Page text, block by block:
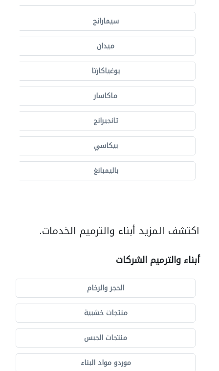
سيمارانج
ميدان
يوغياكارتا
ماكاسار
تانجيرانج
بيكاسي
باليمبانغ
اكتشف المزيد أبناء والترميم الخدمات.
أبناء والترميم الشركات
الحجر والرخام
منتجات خشبية
منتجات الجبس
موردو مواد البناء